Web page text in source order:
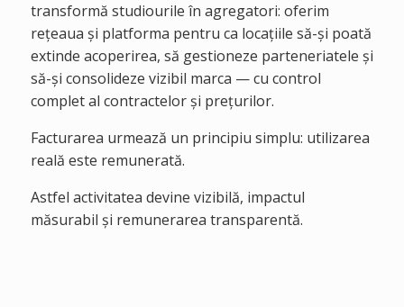
transformă studiourile în agregatori: oferim
rețeaua și platforma pentru ca locațiile să-și poată
extinde acoperirea, să gestioneze parteneriatele și
să-și consolideze vizibil marca — cu control
complet al contractelor și prețurilor.
Facturarea urmează un principiu simplu: utilizarea
reală este remunerată.
Astfel activitatea devine vizibilă, impactul
măsurabil și remunerarea transparentă.